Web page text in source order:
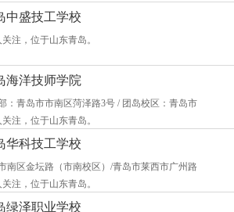
定期都会选派学生进行专业实习，我校
济南、青岛等大中城市的一些高星级酒
了长期的实习与就业关系，部分毕业生
学、赴新加坡就业。
游学校已累计外派赴日本实习生500余
200余人。毕业生已遍及国内北京、上
芜等各大中城市，就业率近100℅，得
好评。
校，我们正在努力将人文、科学、技能
中盛技工学校
关注，位于山东青岛。
海洋技师学院
：青岛市市南区菏泽路3号 / 团岛校区：青岛市
关注，位于山东青岛。
华科技工学校
南区金坛路（市南校区）/青岛市莱西市广州路
关注，位于山东青岛。
绿泽职业学校